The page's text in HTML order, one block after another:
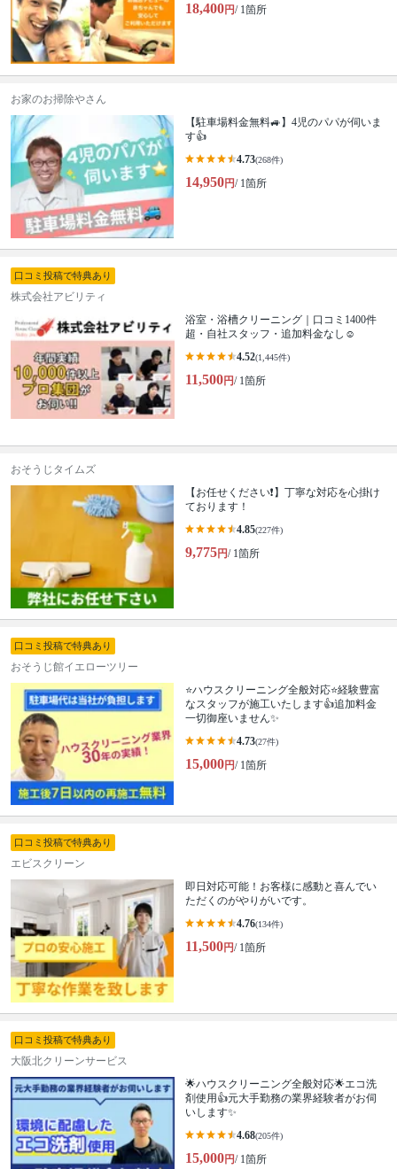
18,400円/ 1箇所
お家のお掃除やさん
【駐車場料金無料🚙】4児のパパが伺いま
す👍
4.73(268件)
14,950円/ 1箇所
口コミ投稿で特典あり
株式会社アビリティ
浴室・浴槽クリーニング｜口コミ1400件
超・自社スタッフ・追加料金なし☺️
4.52(1,445件)
11,500円/ 1箇所
おそうじタイムズ
【お任せください❗️】丁寧な対応を心掛け
ております！
4.85(227件)
9,775円/ 1箇所
口コミ投稿で特典あり
おそうじ館イエローツリー
⭐ハウスクリーニング全般対応⭐経験豊富
なスタッフが施工いたします👍追加料金
一切御座いません✨
4.73(27件)
15,000円/ 1箇所
口コミ投稿で特典あり
エビスクリーン
即日対応可能！お客様に感動と喜んでい
ただくのがやりがいです。
4.76(134件)
11,500円/ 1箇所
口コミ投稿で特典あり
大阪北クリーンサービス
🌟ハウスクリーニング全般対応🌟エコ洗
剤使用👍元大手勤務の業界経験者がお伺
いします✨
4.68(205件)
15,000円/ 1箇所